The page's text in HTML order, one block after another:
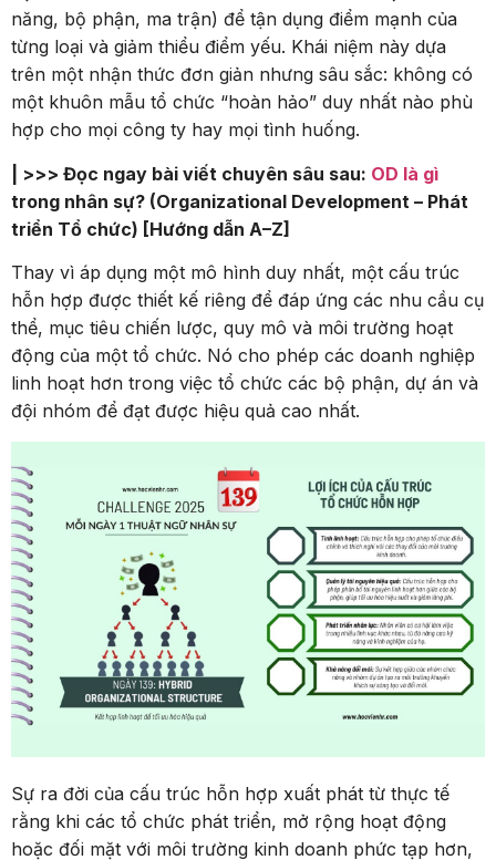
năng, bộ phận, ma trận) để tận dụng điểm mạnh của
từng loại và giảm thiểu điểm yếu. Khái niệm này dựa
trên một nhận thức đơn giản nhưng sâu sắc: không có
một khuôn mẫu tổ chức “hoàn hảo” duy nhất nào phù
hợp cho mọi công ty hay mọi tình huống.
| >>> Đọc ngay bài viết chuyên sâu sau: OD là gì
trong nhân sự? (Organizational Development – Phát
triển Tổ chức) [Hướng dẫn A–Z]
Thay vì áp dụng một mô hình duy nhất, một cấu trúc
hỗn hợp được thiết kế riêng để đáp ứng các nhu cầu cụ
thể, mục tiêu chiến lược, quy mô và môi trường hoạt
động của một tổ chức. Nó cho phép các doanh nghiệp
linh hoạt hơn trong việc tổ chức các bộ phận, dự án và
đội nhóm để đạt được hiệu quả cao nhất.
Sự ra đời của cấu trúc hỗn hợp xuất phát từ thực tế
rằng khi các tổ chức phát triển, mở rộng hoạt động
hoặc đối mặt với môi trường kinh doanh phức tạp hơn,